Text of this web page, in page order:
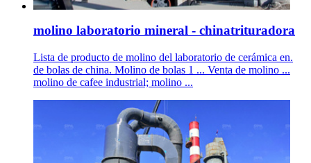
molino laboratorio mineral - chinatrituradora
Lista de producto de molino del laboratorio de cerámica en.
de bolas de china. Molino de bolas 1 ... Venta de molino ...
molino de cafee industrial; molino ...